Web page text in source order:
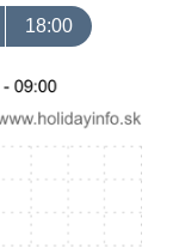
18:00